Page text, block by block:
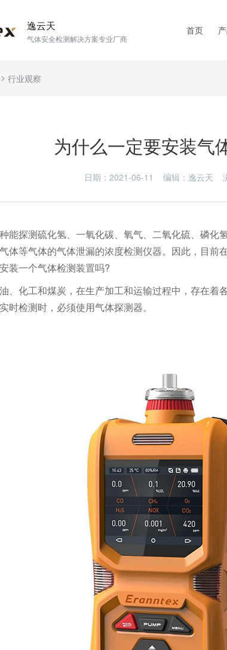
逸云天
气体安全检测解决方案专业厂商
首页
>行业观察
为什么一定要安装气
日期：2021-06-11 编辑：逸云天
能探测硫化氢、一氧化碳、氧气、二氧化硫、磷化
体等气体的气体泄漏的浓度检测仪器。因此，目前
装一个气体检测装置吗?
、化工和煤炭，在生产加工和运输过程中，存在着
时检测时，必须使用气体探测器。